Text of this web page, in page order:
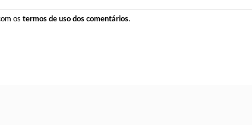
os termos de uso dos comentários.